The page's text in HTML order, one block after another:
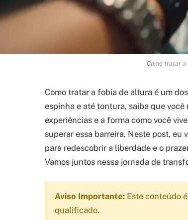
Como tratar
Como tratar a fobia de altura é um
espinha e até tontura, saiba que
experiências e a forma como você
superar essa barreira. Neste post,
para redescobrir a liberdade e o
Vamos juntos nessa jornada de
Aviso Importante: Este conteúdo
qualificado.